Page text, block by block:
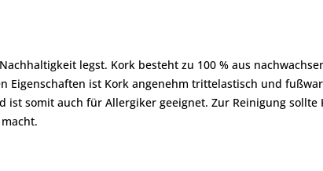
legst. Kork besteht zu 100 % aus
Eigenschaften ist Kork angenehm trittelastisch und
somit auch für Allergiker geeignet. Zur Reinigung sollte